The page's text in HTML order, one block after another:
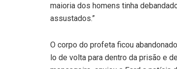
maioria dos homens tinha
assustados.”
O corpo do profeta ficou
lo de volta para dentro da prisão e